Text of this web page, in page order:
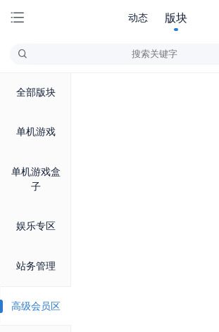
动态 版块
全部版块
单机游戏
单机游戏盒
子
娱乐专区
站务管理
高级会员区